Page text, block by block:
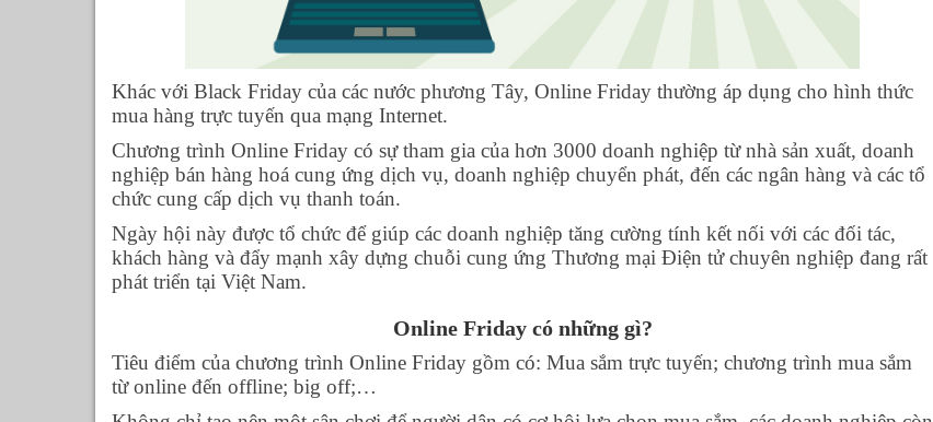
Khác với Black Friday của các nước phương Tây, Online Friday thường áp dụng cho hình thức
mua hàng trực tuyến qua mạng Internet.
Chương trình Online Friday có sự tham gia của hơn 3000 doanh nghiệp từ nhà sản xuất, doanh
nghiệp bán hàng hoá cung ứng dịch vụ, doanh nghiệp chuyển phát, đến các ngân hàng và các tổ
chức cung cấp dịch vụ thanh toán.
Ngày hội này được tổ chức để giúp các doanh nghiệp tăng cường tính kết nối với các đối tác,
khách hàng và đẩy mạnh xây dựng chuỗi cung ứng Thương mại Điện tử chuyên nghiệp đang rất
phát triển tại Việt Nam.
Online Friday có những gì?
Tiêu điểm của chương trình Online Friday gồm có: Mua sắm trực tuyến; chương trình mua sắm
từ online đến offline; big off;…